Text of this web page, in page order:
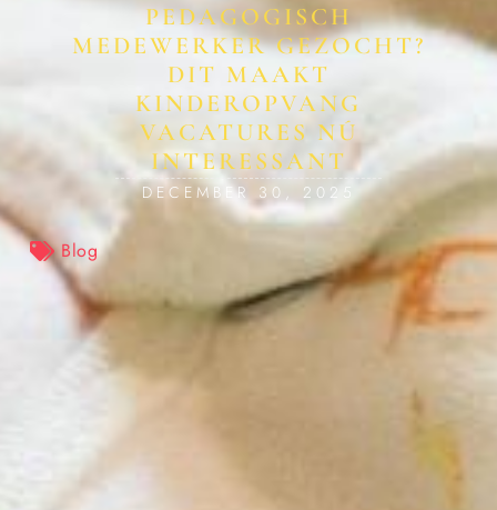
PEDAGOGISCH
MEDEWERKER GEZOCHT?
DIT MAAKT
KINDEROPVANG
VACATURES NÚ
INTERESSANT
DECEMBER 30, 2025
Blog